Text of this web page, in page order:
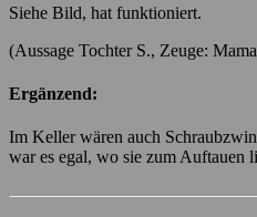
Siehe Bild, hat funktioniert.
(Aussage Tochter S., Zeuge:
Ergänzend:
Im Keller wären auch
war es egal, wo sie zum Auftauen